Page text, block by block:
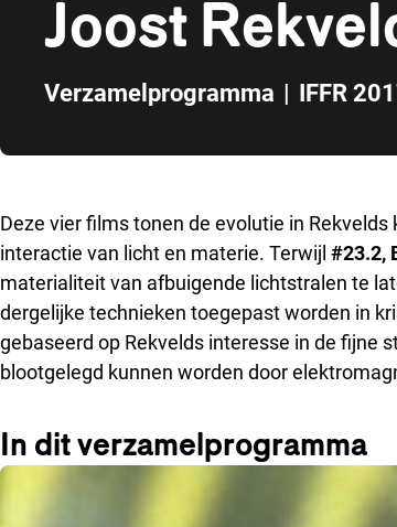
Joost
Verzamelprogramma IFFR
Deze vier films tonen de evolutie in
interactie van licht en materie. Terwijl #23.2,
materialiteit van afbuigende lichtstralen te
dergelijke technieken toegepast worden in
gebaseerd op Rekvelds interesse in de fijne
blootgelegd kunnen worden door
In dit verzamelprogramma